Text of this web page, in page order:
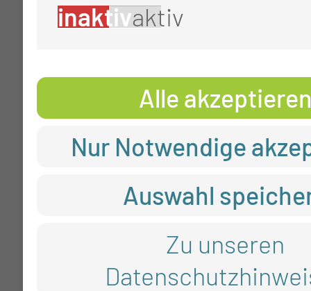
inaktivaktiv
Alle
Nur Notwendige
Auswahl
Zu unseren